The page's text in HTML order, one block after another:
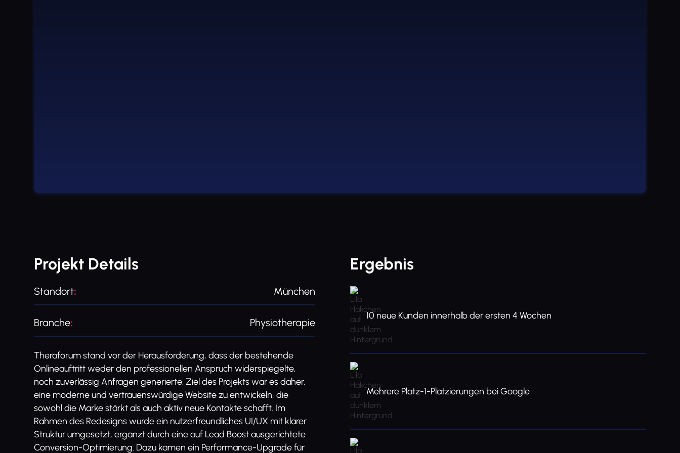
Projekt Details
Standort: München
Branche: Physiotherapie
Theraforum stand vor der Herausforderung, dass der bestehende
Onlineauftritt weder den professionellen Anspruch widerspiegelte,
noch zuverlässig Anfragen generierte. Ziel des Projekts war es daher,
eine moderne und vertrauenswürdige Website zu entwickeln, die
sowohl die Marke stärkt als auch aktiv neue Kontakte schafft. Im
Rahmen des Redesigns wurde ein nutzerfreundliches UI/UX mit klarer
Struktur umgesetzt, ergänzt durch eine auf Lead Boost ausgerichtete
Conversion-Optimierung. Dazu kamen ein Performance-Upgrade für
Ergebnis
10 neue Kunden innerhalb der ersten 4 Wochen
Mehrere Platz-1-Platzierungen bei Google